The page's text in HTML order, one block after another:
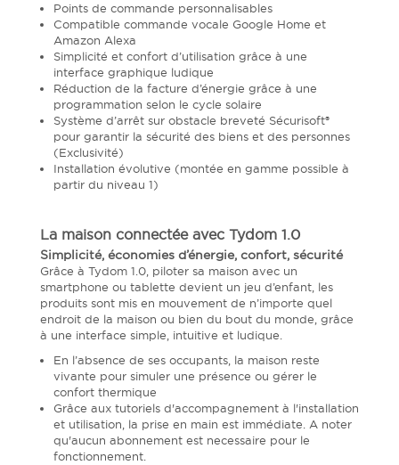
Points de commande personnalisables
Compatible commande vocale Google Home et
Amazon Alexa
Simplicité et confort d’utilisation grâce à une
interface graphique ludique
Réduction de la facture d’énergie grâce à une
programmation selon le cycle solaire
Système d’arrêt sur obstacle breveté Sécurisoft®
pour garantir la sécurité des biens et des personnes
(Exclusivité)
Installation évolutive (montée en gamme possible à
partir du niveau 1)
La maison connectée avec Tydom 1.0
Simplicité, économies d’énergie, confort, sécurité
Grâce à Tydom 1.0, piloter sa maison avec un
smartphone ou tablette devient un jeu d’enfant, les
produits sont mis en mouvement de n’importe quel
endroit de la maison ou bien du bout du monde, grâce
à une interface simple, intuitive et ludique.
En l’absence de ses occupants, la maison reste
vivante pour simuler une présence ou gérer le
confort thermique
Grâce aux tutoriels d'accompagnement à l'installation
et utilisation, la prise en main est immédiate. A noter
qu'aucun abonnement est necessaire pour le
fonctionnement.